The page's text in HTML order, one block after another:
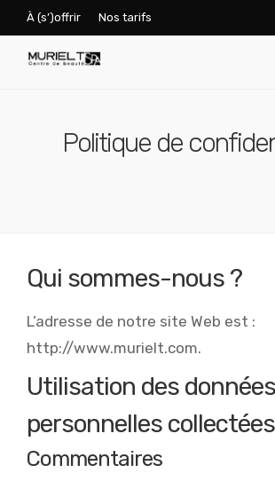
À (s’)offrir Nos tarifs
Politique de
Qui sommes-nous ?
L’adresse de notre site Web est :
http://www.murielt.com.
Utilisation des données
personnelles collectées
Commentaires